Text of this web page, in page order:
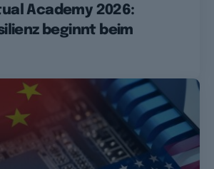
Academy 2026:
beginnt beim